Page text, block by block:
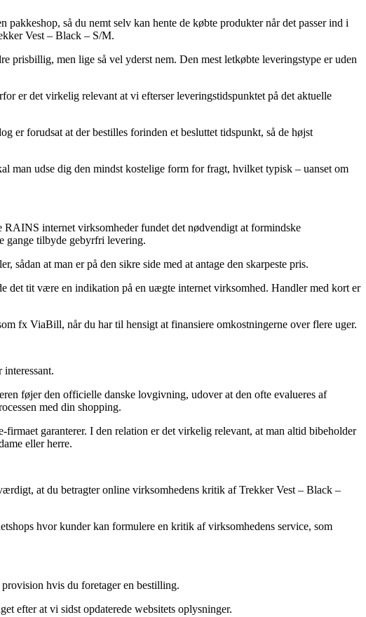
så du nemt selv kan hente de købte produkter når det passer ind i
Vest – Black – S/M.
men lige så vel yderst nem. Den mest letkøbte leveringstype er uden
er det virkelig relevant at vi efterser leveringstidspunktet på det aktuelle
er forudsat at der bestilles forinden et besluttet tidspunkt, så de højst
man udse dig den mindst kostelige form for fragt, hvilket typisk – uanset om
RAINS internet virksomheder fundet det nødvendigt at formindske
gange tilbyde gebyrfri levering.
at man er på den sikre side med at antage den skarpeste pris.
det tit være en indikation på en uægte internet virksomhed. Handler med kort er
fx ViaBill, når du har til hensigt at finansiere omkostningerne over flere uger.
føjer den officielle danske lovgivning, udover at den ofte evalueres af
med din shopping.
garanterer. I den relation er det virkelig relevant, at man altid bibeholder
eller herre.
at du betragter online virksomhedens kritik af Trekker Vest – Black –
hvor kunder kan formulere en kritik af virksomhedens service, som
hvis du foretager en bestilling.
efter at vi sidst opdaterede websitets oplysninger.